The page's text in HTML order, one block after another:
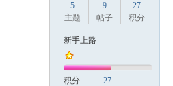
5
主题
9
帖子
27
积分
新手上路
积分 27